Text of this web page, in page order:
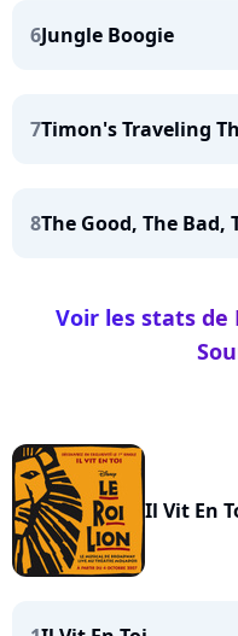
6Jungle Boogie
7Timon's Traveling
8The Good, The Bad,
Voir les stats de
Il Vit En